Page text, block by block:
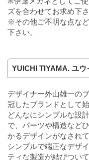
ズを合わせてお求め下さ
※その他ご不明な点な
下さい。
YUICHI TIYAMA. ユウ
デザイナー外山雄一の
冠したブランドとして始
どんなにシンプルな設
で、パーツや構造など
かるデザインがなされて
シンプルで端正なデザ
ティな製造が結びつい